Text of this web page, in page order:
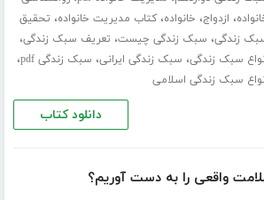
، ازدواج، خانواده،کتاب مدیریت خانواده، تحقیق
زندگی، سبک زندگی چیست، تعریف سبک زندگی،
سبک زندگی، سبک زندگی ایرانی، سبک زندگی pdf ،
سبک زندگی اسلامی
دانلود کتاب
واقعی را به دست آوریم؟